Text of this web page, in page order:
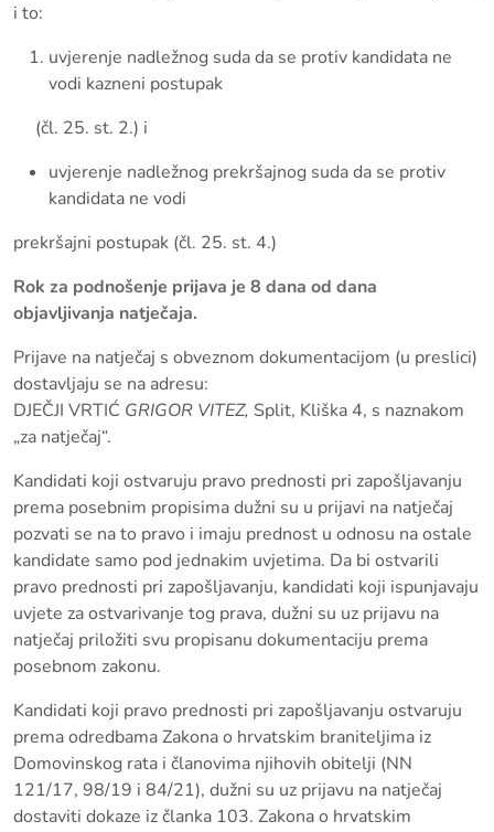
i to:
uvjerenje nadležnog suda da se protiv kandidata ne
vodi kazneni postupak
(čl. 25. st. 2.) i
uvjerenje nadležnog prekršajnog suda da se protiv
kandidata ne vodi
prekršajni postupak (čl. 25. st. 4.)
Rok za podnošenje prijava je 8 dana od dana
objavljivanja natječaja.
Prijave na natječaj s obveznom dokumentacijom (u preslici)
dostavljaju se na adresu:
DJEČJI VRTIĆ GRIGOR VITEZ, Split, Kliška 4, s naznakom
„za natječaj“.
Kandidati koji ostvaruju pravo prednosti pri zapošljavanju
prema posebnim propisima dužni su u prijavi na natječaj
pozvati se na to pravo i imaju prednost u odnosu na ostale
kandidate samo pod jednakim uvjetima. Da bi ostvarili
pravo prednosti pri zapošljavanju, kandidati koji ispunjavaju
uvjete za ostvarivanje tog prava, dužni su uz prijavu na
natječaj priložiti svu propisanu dokumentaciju prema
posebnom zakonu.
Kandidati koji pravo prednosti pri zapošljavanju ostvaruju
prema odredbama Zakona o hrvatskim braniteljima iz
Domovinskog rata i članovima njihovih obitelji (NN
121/17, 98/19 i 84/21), dužni su uz prijavu na natječaj
dostaviti dokaze iz članka 103. Zakona o hrvatskim